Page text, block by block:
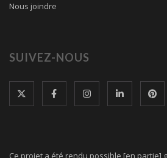
Nous joindre
SUIVEZ-NOUS
Ce projet a été rendu possible [en partie]